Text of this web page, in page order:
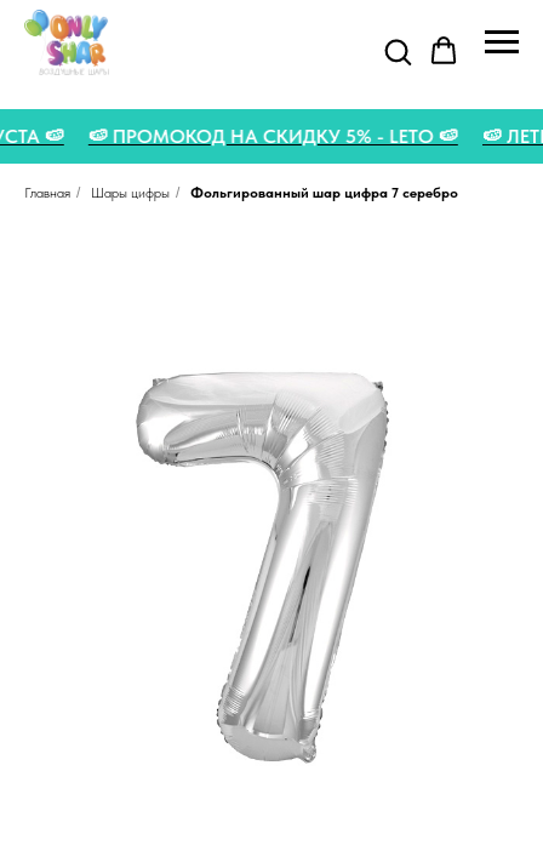
🍉 🍉 ПРОМОКОД НА СКИДКУ 5% - LETO 🍉 🍉
Главная / Шары цифры / Фольгированный шар цифра 7 серебро